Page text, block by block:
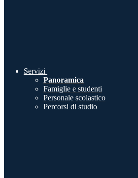
Servizi
Panoramica
Famiglie e studenti
Personale scolastico
Percorsi di studio